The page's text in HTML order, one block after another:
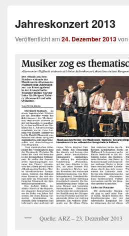
Jahreskonzert 2013
Veröffentlicht am 24. Dezember 2013von
Quelle: ARZ – 23. Dezember 2013